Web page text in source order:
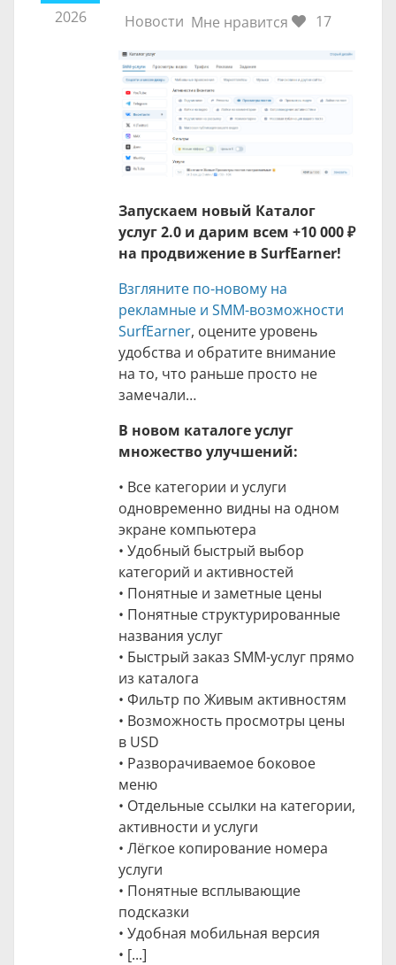
2026
Новости Мне нравится 17
Запускаем новый Каталог
услуг 2.0 и дарим всем +10 000 ₽
на продвижение в SurfEarner!
Взгляните по-новому на
рекламные и SMM-возможности
SurfEarner, оцените уровень
удобства и обратите внимание
на то, что раньше просто не
замечали…
В новом каталоге услуг
множество улучшений:
• Все категории и услуги
одновременно видны на одном
экране компьютера
• Удобный быстрый выбор
категорий и активностей
• Понятные и заметные цены
• Понятные структурированные
названия услуг
• Быстрый заказ SMM-услуг прямо
из каталога
• Фильтр по Живым активностям
• Возможность просмотры цены
в USD
• Разворачиваемое боковое
меню
• Отдельные ссылки на категории,
активности и услуги
• Лёгкое копирование номера
услуги
• Понятные всплывающие
подсказки
• Удобная мобильная версия
• [...]